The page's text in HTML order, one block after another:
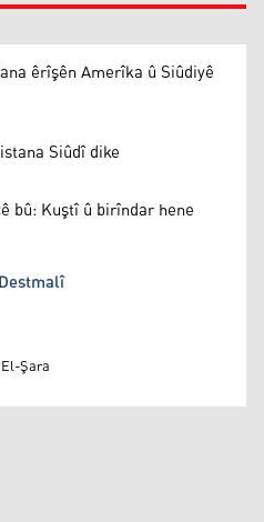
êrîşên Amerîka û Siûdiyê
Siûdî dike
bû: Kuştî û birîndar hene
Şara